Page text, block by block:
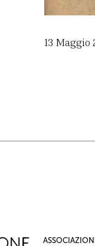
13 Maggio